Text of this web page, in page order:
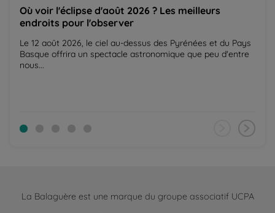
Où voir l'éclipse d'août 2026 ? Les meilleurs
endroits pour l'observer
Le 12 août 2026, le ciel au-dessus des Pyrénées et du Pays
Basque offrira un spectacle astronomique que peu d'entre
nous...
La Balaguère est une marque du groupe associatif UCPA